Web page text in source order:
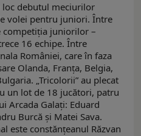
loc debutul meciurilor
volei pentru juniori. Între
competiția juniorilor –
16 echipe. Între
României, care în faza
Olanda, Franța, Belgia,
„Tricolorii” au plecat
un lot de 18 jucători, patru
Arcada Galați: Eduard
Burcă și Matei Sava.
este constănţeanul Răzvan